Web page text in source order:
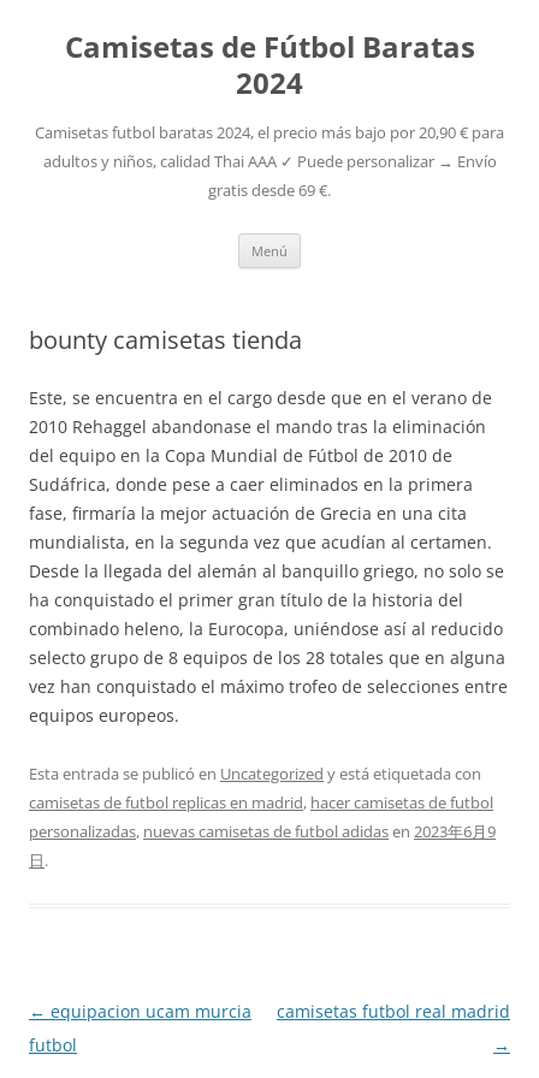
Camisetas de Fútbol Baratas
2024
Camisetas futbol baratas 2024, el precio más bajo por 20,90 € para
adultos y niños, calidad Thai AAA ✓ Puede personalizar → Envío
gratis desde 69 €.
Menú
bounty camisetas tienda
Este, se encuentra en el cargo desde que en el verano de
2010 Rehaggel abandonase el mando tras la eliminación
del equipo en la Copa Mundial de Fútbol de 2010 de
Sudáfrica, donde pese a caer eliminados en la primera
fase, firmaría la mejor actuación de Grecia en una cita
mundialista, en la segunda vez que acudían al certamen.
Desde la llegada del alemán al banquillo griego, no solo se
ha conquistado el primer gran título de la historia del
combinado heleno, la Eurocopa, uniéndose así al reducido
selecto grupo de 8 equipos de los 28 totales que en alguna
vez han conquistado el máximo trofeo de selecciones entre
equipos europeos.
Esta entrada se publicó en Uncategorized y está etiquetada con
camisetas de futbol replicas en madrid, hacer camisetas de futbol
personalizadas, nuevas camisetas de futbol adidasen 2023年6月9
日.
Navegación
de
← equipacion ucam murcia
futbol
camisetas futbol real madrid
→